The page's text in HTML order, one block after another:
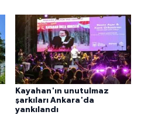
Kayahan'ın unutulmaz
şarkıları Ankara'da
yankılandı